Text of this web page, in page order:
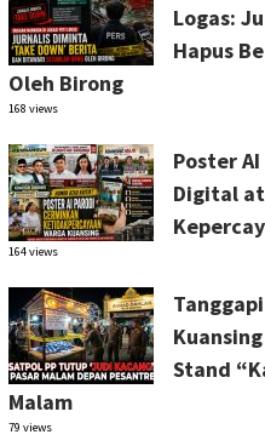
Logas:
Hapus
Oleh Birong
168 views
Poster
Digital
164 views
Stand
Malam
79 views